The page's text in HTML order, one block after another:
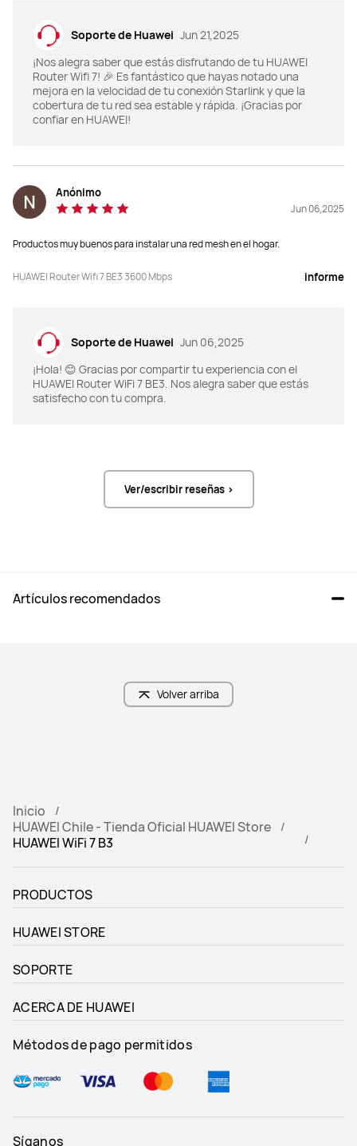
Soporte de Huawei Jun 21,2025
¡Nos alegra saber que estás disfrutando de tu HUAWEI
Router Wifi 7! 🎉 Es fantástico que hayas notado una
mejora en la velocidad de tu conexión Starlink y que la
cobertura de tu red sea estable y rápida. ¡Gracias por
confiar en HUAWEI!
Anónimo
Jun 06,2025
Productos muy buenos para instalar una red mesh en el hogar.
HUAWEI Router Wifi 7 BE3 3600 Mbps informe
Soporte de Huawei Jun 06,2025
¡Hola! 😊 Gracias por compartir tu experiencia con el
HUAWEI Router WiFi 7 BE3. Nos alegra saber que estás
satisfecho con tu compra.
Ver/escribir reseñas >
Artículos recomendados
Volver arriba
Inicio
HUAWEI Chile - Tienda Oficial HUAWEI Store
HUAWEI WiFi 7 B3
PRODUCTOS
HUAWEI STORE
SOPORTE
ACERCA DE HUAWEI
Métodos de pago permitidos
Síganos